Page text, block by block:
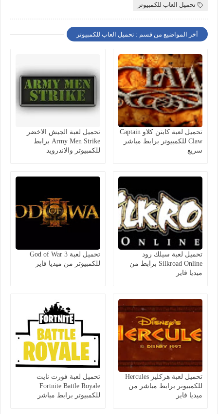
تحميل العاب للكمبيوتر
أخر المواضيع من قسم : تحميل العاب للكمبيوتر
تحميل لعبة كابتن كلاو Captain
Claw للكمبيوتر برابط مباشر
سريع
تحميل لعبة الجيش الاخضر
Army Men Strike برابط
للكمبيوتر والاندرويد
تحميل لعبة سيلك رود
Silkroad Online برابط من
ميديا فاير
تحميل لعبة God of War 3
للكمبيوتر من ميديا فاير
تحميل لعبة هركليز Hercules
للكمبيوتر برابط مباشر من
ميديا فاير
تحميل لعبة فورت نايت
Fortnite Battle Royale
للكمبيوتر برابط مباشر